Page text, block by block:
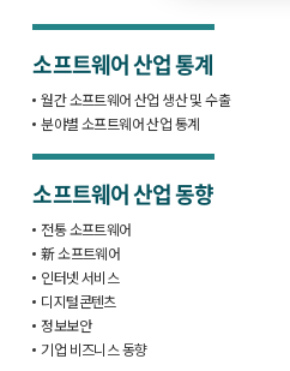
소프트웨어 산업 통계
월간 소프트웨어 산업 생산 및 수출
분야별 소프트웨어 산업 통계
소프트웨어 산업 동향
전통 소프트웨어
新 소프트웨어
인터넷 서비스
디지털콘텐츠
정보보안
기업 비즈니스 동향